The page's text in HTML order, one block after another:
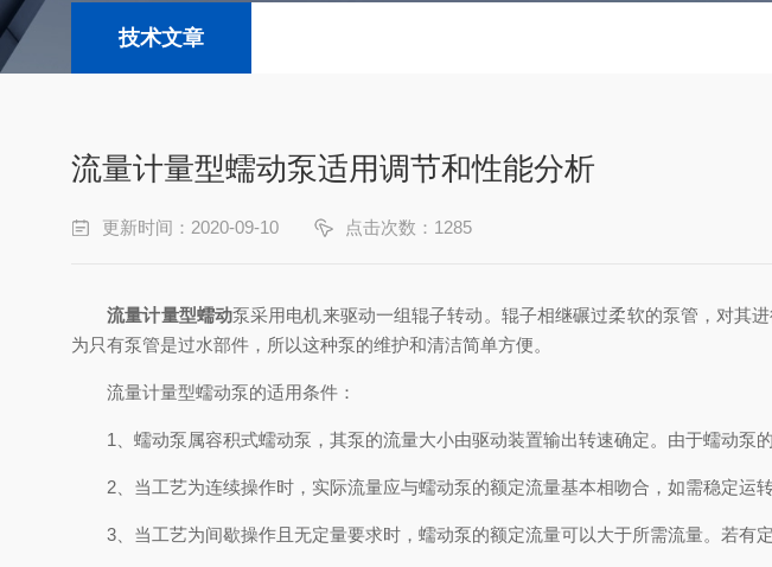
技术文章
流量计量型蠕动泵适用调节和性能分析
更新时间：2020-09-10 点击次数：1285
流量计量型蠕动泵采用电机来驱动一组辊子转动。辊子相继碾过柔软的泵管，对其
为只有泵管是过水部件，所以这种泵的维护和清洁简单方便。
流量计量型蠕动泵的适用条件：
1、蠕动泵属容积式蠕动泵，其泵的流量大小由驱动装置输出转速确定。由于蠕动泵的
2、当工艺为连续操作时，实际流量应与蠕动泵的额定流量基本相吻合，如需稳定运
3、当工艺为间歇操作且无定量要求时，蠕动泵的额定流量可以大于所需流量。若有